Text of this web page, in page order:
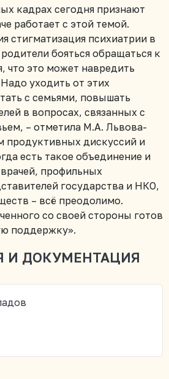
кадрах сегодня признают
работает с этой темой.
стигматизация психиатрии в
бояться обращаться к
что это может навредить
уходить от этих
с семьями, повышать
в вопросах, связанных с
– отметила М.А. Львова-
продуктивных дискуссий и
есть такое объединение и
профильных
государства и НКО,
– всё преодолимо.
со своей стороны готов
поддержку».
И ДОКУМЕНТАЦИЯ